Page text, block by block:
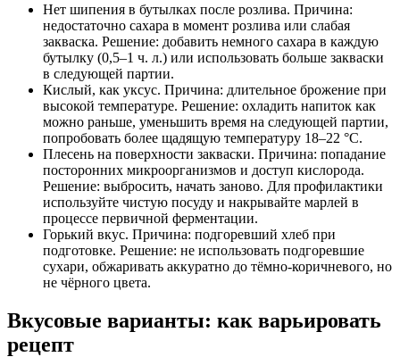
Нет шипения в бутылках после розлива. Причина:
недостаточно сахара в момент розлива или слабая
закваска. Решение: добавить немного сахара в каждую
бутылку (0,5–1 ч. л.) или использовать больше закваски
в следующей партии.
Кислый, как уксус. Причина: длительное брожение при
высокой температуре. Решение: охладить напиток как
можно раньше, уменьшить время на следующей партии,
попробовать более щадящую температуру 18–22 °C.
Плесень на поверхности закваски. Причина: попадание
посторонних микроорганизмов и доступ кислорода.
Решение: выбросить, начать заново. Для профилактики
используйте чистую посуду и накрывайте марлей в
процессе первичной ферментации.
Горький вкус. Причина: подгоревший хлеб при
подготовке. Решение: не использовать подгоревшие
сухари, обжаривать аккуратно до тёмно-коричневого, но
не чёрного цвета.
Вкусовые варианты: как варьировать
рецепт